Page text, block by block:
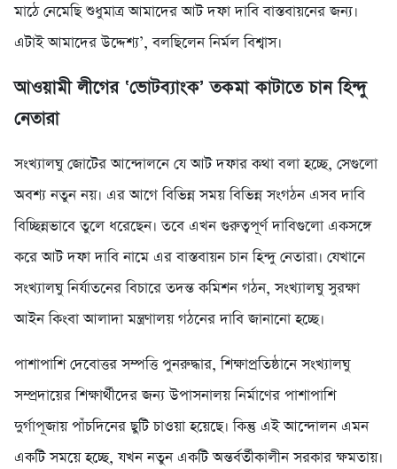
মাঠে নেমেছি শুধুমাত্র আমাদের আট দফা দাবি বাস্তবায়নের জন্য।
এটাই আমাদের উদ্দেশ্য’, বলছিলেন নির্মল বিশ্বাস।
আওয়ামী লীগের ‘ভোটব্যাংক’ তকমা কাটাতে চান হিন্দু
নেতারা
সংখ্যালঘু জোটের আন্দোলনে যে আট দফার কথা বলা হচ্ছে, সেগুলো
অবশ্য নতুন নয়। এর আগে বিভিন্ন সময় বিভিন্ন সংগঠন এসব দাবি
বিচ্ছিন্নভাবে তুলে ধরেছেন। তবে এখন গুরুত্বপূর্ণ দাবিগুলো একসঙ্গে
করে আট দফা দাবি নামে এর বাস্তবায়ন চান হিন্দু নেতারা। যেখানে
সংখ্যালঘু নির্যাতনের বিচারে তদন্ত কমিশন গঠন, সংখ্যালঘু সুরক্ষা
আইন কিংবা আলাদা মন্ত্রণালয় গঠনের দাবি জানানো হচ্ছে।
পাশাপাশি দেবোত্তর সম্পত্তি পুনরুদ্ধার, শিক্ষাপ্রতিষ্ঠানে সংখ্যালঘু
সম্প্রদায়ের শিক্ষার্থীদের জন্য উপাসনালয় নির্মাণের পাশাপাশি
দুর্গাপূজায় পাঁচদিনের ছুটি চাওয়া হয়েছে। কিন্তু এই আন্দোলন এমন
একটি সময়ে হচ্ছে, যখন নতুন একটি অন্তর্বর্তীকালীন সরকার ক্ষমতায়।